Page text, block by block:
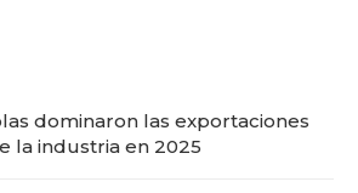
dominaron las exportaciones
la industria en 2025